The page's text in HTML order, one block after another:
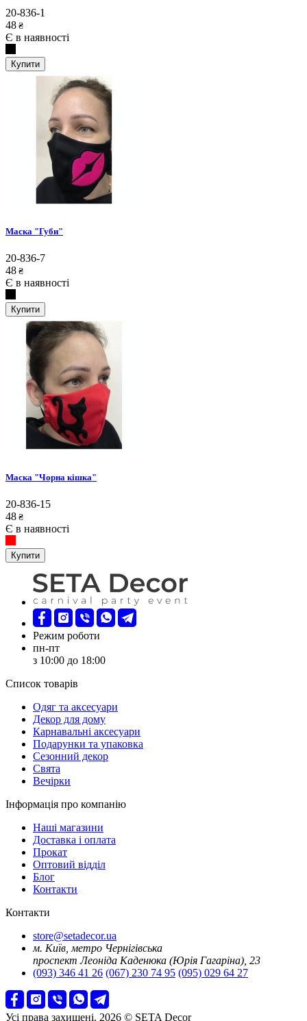
20-836-1
48 ₴
Є в наявності
Купити
Маска "Губи"
20-836-7
48 ₴
Є в наявності
Купити
Маска "Чорна кішка"
20-836-15
48 ₴
Є в наявності
Купити
Режим роботи
пн-пт
з 10:00 до 18:00
Список товарів
Oдяг та аксесуари
Декор для дому
Карнавальні аксесуари
Подарунки та упаковка
Сезонний декор
Свята
Вечірки
Інформація про компанію
Наші магазини
Доставка і оплата
Прокат
Оптовий відділ
Блог
Контакти
Контакти
store@setadecor.ua
м. Київ, метро Чернігівська
проспект Леоніда Каденюка (Юрія Гагаріна), 23
(093) 346 41 26 (067) 230 74 95 (095) 029 64 27
Усі права захищені. 2026 © SETA Decor